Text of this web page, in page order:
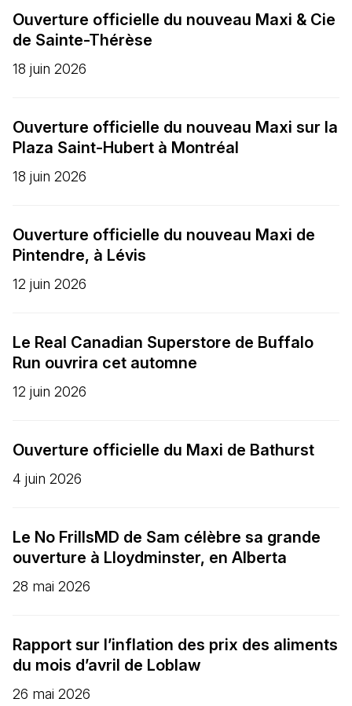
Ouverture officielle du nouveau Maxi & Cie
de Sainte-Thérèse
18 juin 2026
Ouverture officielle du nouveau Maxi sur la
Plaza Saint-Hubert à Montréal
18 juin 2026
Ouverture officielle du nouveau Maxi de
Pintendre, à Lévis
12 juin 2026
Le Real Canadian Superstore de Buffalo
Run ouvrira cet automne
12 juin 2026
Ouverture officielle du Maxi de Bathurst
4 juin 2026
Le No FrillsMD de Sam célèbre sa grande
ouverture à Lloydminster, en Alberta
28 mai 2026
Rapport sur l’inflation des prix des aliments
du mois d’avril de Loblaw
26 mai 2026